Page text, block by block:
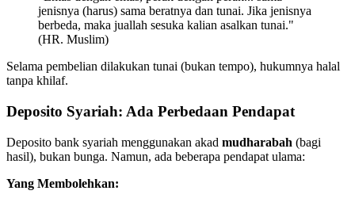
jenisnya (harus) sama beratnya dan tunai. Jika jenisnya
berbeda, maka juallah sesuka kalian asalkan tunai."
(HR. Muslim)
Selama pembelian dilakukan tunai (bukan tempo), hukumnya halal
tanpa khilaf.
Deposito Syariah: Ada Perbedaan Pendapat
Deposito bank syariah menggunakan akad mudharabah (bagi
hasil), bukan bunga. Namun, ada beberapa pendapat ulama:
Yang Membolehkan: